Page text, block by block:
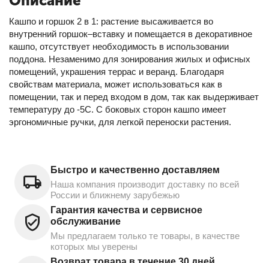
Кашпо и горшок 2 в 1: растение высаживается во
внутренний горшок–вставку и помещается в декоративное
кашпо, отсутствует необходимость в использовании
поддона. Незаменимо для зонирования жилых и офисных
помещений, украшения террас и веранд. Благодаря
свойствам материала, может использоваться как в
помещении, так и перед входом в дом, так как выдерживает
температуру до -5С. С боковых сторон кашпо имеет
эргономичные ручки, для легкой переноски растения.
Быстро и качественно доставляем
Наша компания производит доставку по всей
России и ближнему зарубежью
Гарантия качества и сервисное
обслуживание
Мы предлагаем только те товары, в качестве
которых мы уверены